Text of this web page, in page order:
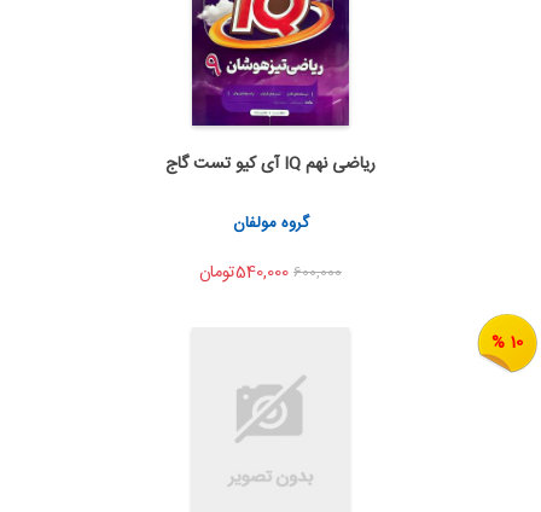
اضافه به سبد خرید
اشتراک گذاری
ریاضی نهم IQ آی کیو تست گاج
گروه مولفان
600,000
10 %